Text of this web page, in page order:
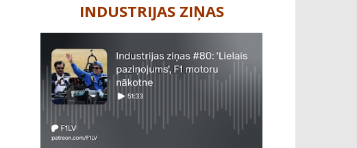
INDUSTRIJAS ZIŅAS